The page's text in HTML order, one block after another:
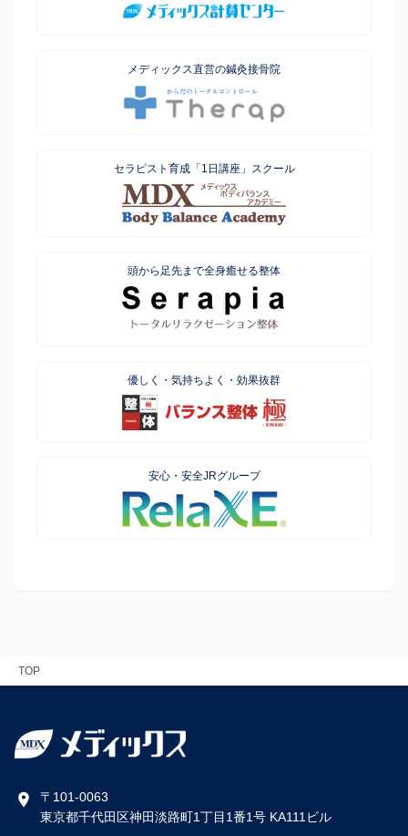
メディックス直営の鍼灸接骨院
セラピスト育成「1日講座」スクール
頭から足先まで全身癒せる整体
優しく・気持ちよく・効果抜群
安心・安全JRグループ
TOP
〒101-0063
東京都千代田区神田淡路町1丁目1番1号 KA111ビル